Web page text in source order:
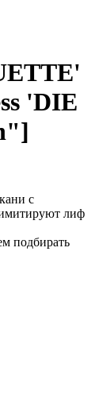
'DIE
с
лиф
подбирать